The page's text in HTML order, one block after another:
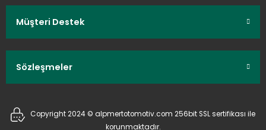
Müşteri Destek
Sözleşmeler
Copyright 2024 © alpmertotomotiv.com 256bit SSL sertifikası ile
korunmaktadır.